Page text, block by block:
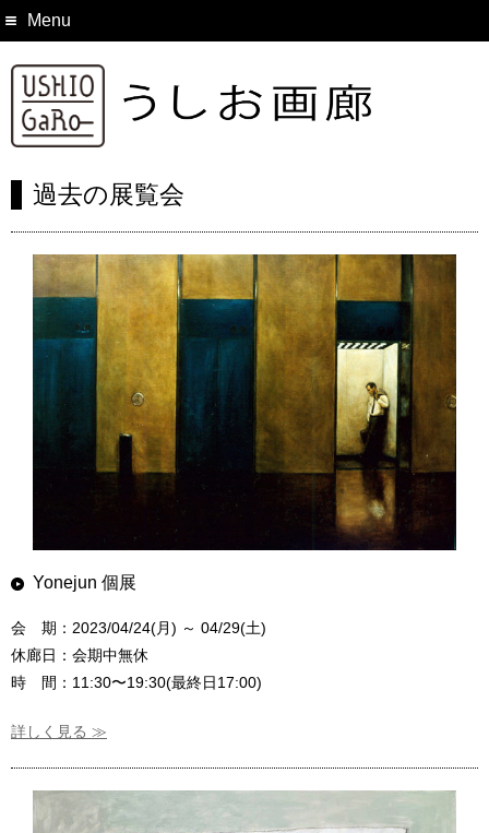
Menu
過去の展覧会
Yonejun 個展
会 期：2023/04/24(月) ～ 04/29(土)
休廊日：会期中無休
時 間：11:30〜19:30(最終日17:00)
詳しく見る ≫